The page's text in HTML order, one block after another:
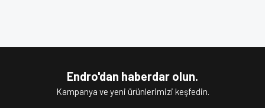
sağlar.Pinlock hazırlıklı vizörçizilmeye karşı dayanıklıdır
Mikrometrik kapanışsistemi ile güvenli ve pratik bir
kullanım sunar.
Ürün resmi kalitesiz, bozuk veya görüntülenemiyor.
Ürün açıklamasında eksik bilgiler bulunuyor.
Endro'dan haberdar olun.
Kampanya ve yeni ürünlerimizi keşfedin.